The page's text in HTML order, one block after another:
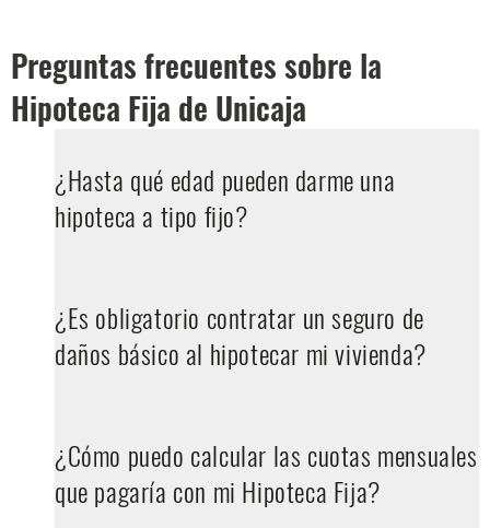
Preguntas frecuentes sobre la
Hipoteca Fija de Unicaja
¿Hasta qué edad pueden darme una
hipoteca a tipo fijo?
¿Es obligatorio contratar un seguro de
daños básico al hipotecar mi vivienda?
¿Cómo puedo calcular las cuotas mensuales
que pagaría con mi Hipoteca Fija?